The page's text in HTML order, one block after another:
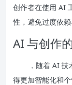
创作者在使用 AI
性，避免过度依赖
AI 与创作
，随着 AI
得更加智能化和